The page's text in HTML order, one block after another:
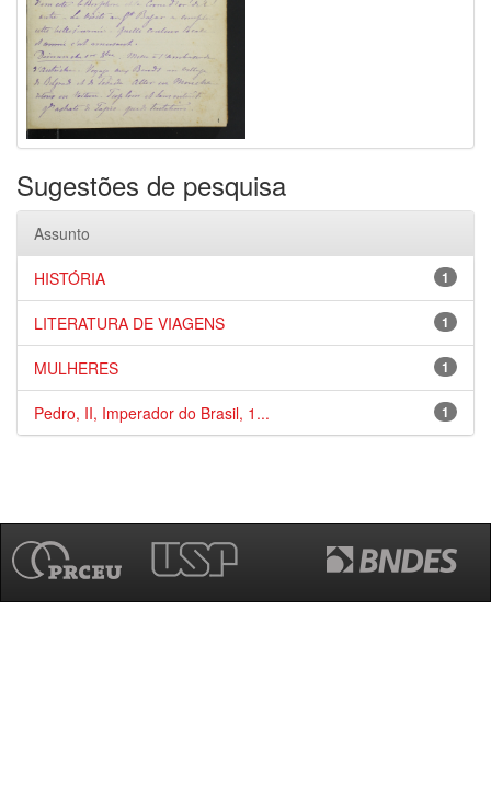
Sugestões de pesquisa
Assunto
1
HISTÓRIA
1
LITERATURA DE VIAGENS
1
MULHERES
1
Pedro, II, Imperador do Brasil, 1...